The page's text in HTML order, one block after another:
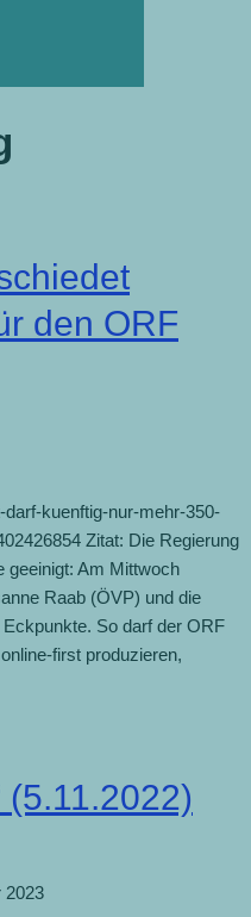
den ORF
kuenftig-nur-mehr-350-
Zitat: Die Regierung
geeinigt: Am Mittwoch
Raab (ÖVP) und die
So darf der ORF
first produzieren,
(5.11.2022)
2023